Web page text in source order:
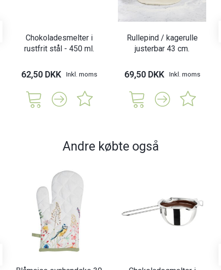
Chokoladesmelter i
rustfrit stål - 450 ml.
62,50 DKK Inkl. moms
Rullepind / kagerulle
justerbar 43 cm.
69,50 DKK Inkl. moms
Andre købte også